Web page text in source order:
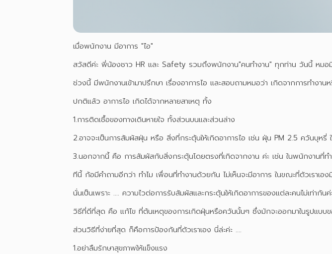
เมื่อพนักงาน มีอาการ "ไอ"
สวัสดีค่ะ พี่น้องชาว HR และ Safety รวมถึงพนักงาน"คนทำงาน" ทุกท่าน วันนี้ หมอมี
ช่วงนี้ มีพนักงานเข้ามาปรึกษา เรื่องอาการไอ และสอบถามหมอว่า เกิดจากการทำงานห
ปกติแล้ว อาการไอ เกิดได้จากหลายสาเหตุ ทั้ง
1.การติดเชื้อของทางเดินหายใจ ทั้งส่วนบนและส่วนล่าง
2.อาจจะเป็นการสัมผัสฝุ่น หรือ สิ่งที่กระตุ้นให้เกิดอาการไอ เช่น ฝุ่น PM 2.5 ควันบุหรี่
3.นอกจากนี้ คือ การสัมผัสกับสิ่งกระตุ้นโดยตรงที่เกิดจากงาน ค่ะ เช่น ในพนักงานที่ทำ
ทีนี้ ก้อมีคำถามอีกว่า ทำไม เพื่อนที่ทำงานด้วยกัน ไม่เห็นจะมีอาการ ในขณะที่ตัวเราเอง
นั่นเป็นเพราะ .... ความไวต่อการรับสัมผัสและกระตุ้นให้เกิดอาการของแต่ละคนไม่เท่ากันค่
วิธีที่ดีที่สุด คือ แก้ไข ที่ต้นเหตุของการเกิดฝุ่นหรือควันนั้นๆ ซึ่งมักจะออกมาในรูปแบบข
ส่วนวิธีที่ง่ายที่สุด ก็คือการป้องกันที่ตัวเราเอง นี่ล่ะค่ะ ....
1.อย่าลืมรักษาสุขภาพให้แข็งแรง